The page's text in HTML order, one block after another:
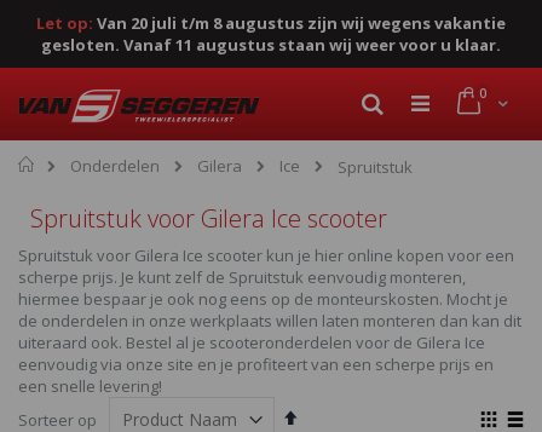
Let op: Van 20 juli t/m 8 augustus zijn wij wegens vakantie
gesloten. Vanaf 11 augustus staan wij weer voor u klaar.
naar
de
inhoud
Cart
0
Zoek
Home
Onderdelen Gilera Ice Spruitstuk
Spruitstuk voor Gilera Ice scooter
Spruitstuk voor Gilera Ice scooter kun je hier online kopen voor een
scherpe prijs. Je kunt zelf de Spruitstuk eenvoudig monteren,
hiermee bespaar je ook nog eens op de monteurskosten. Mocht je
de onderdelen in onze werkplaats willen laten monteren dan kan dit
uiteraard ook. Bestel al je scooteronderdelen voor de Gilera Ice
eenvoudig via onze site en je profiteert van een scherpe prijs en
een snelle levering!
Sorteer op
Van